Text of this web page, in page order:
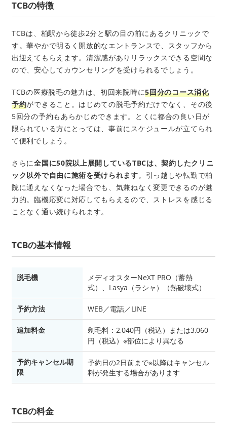
TCBの特徴
TCBは、柏駅から徒歩2分と駅の目の前にあるクリニックで
す。華やかで明るく開放的なエントランスで、スタッフから
出迎えてもらえます。清潔感がありリラックスできる空間な
ので、安心してカウンセリングを受けられるでしょう。
TCBの医療脱毛の魅力は、初回来院時に5回分のコース消化
予約ができること。はじめての脱毛予約だけでなく、その後
5回分の予約もあらかじめできます。とくに都合の良い日が
限られている方にとっては、事前にスケジュールが立てられ
て便利でしょう。
さらに全国に50院以上展開しているTBCは、契約したクリニ
ック以外で自由に施術を受けられます。引っ越しや転勤で柏
院に通えなくなった場合でも、気兼ねなく変更できるのが魅
力的。臨機応変に対応してもらえるので、ストレスを感じる
ことなく通い続けられます。
TCBの基本情報
脱毛機
メディオスターNeXT PRO（蓄熱
式）、Lasya（ラシャ）（熱破壊式）
予約方法 WEB／電話／LINE
追加料金
剃毛料：2,040円（税込）または3,060
円（税込）※部位により異なる
予約キャンセル期
限
予約日の2日前まで※以降はキャンセル
料が発生する場合があります
TCBの料金